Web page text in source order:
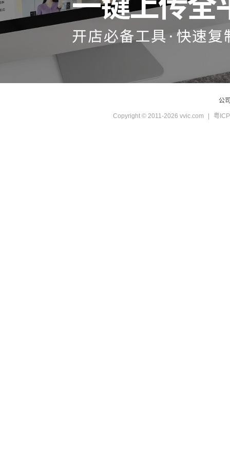
公
Copyright © 2011-2026 vvic.com 粤